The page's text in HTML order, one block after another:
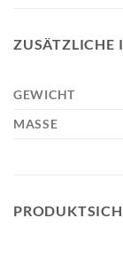
ZUSÄTZLICHE
GEWICHT
MASSE